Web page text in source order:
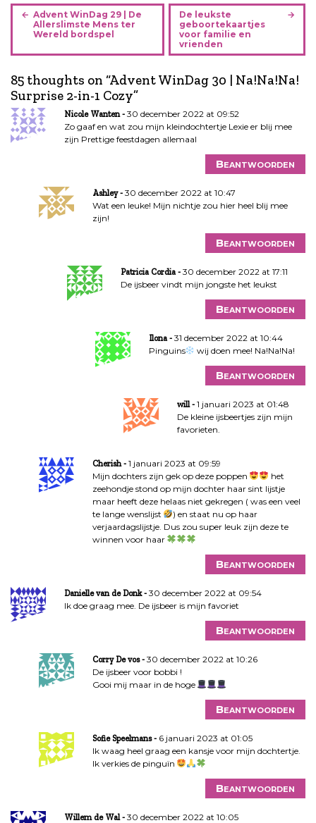
B
i
c
h
t
n
a
Advent WinDag 29 | De
Allerslimste Mens ter
Wereld bordspel
De leukste
geboortekaartjes
voor familie en
vrienden
85 thoughts on “Advent WinDag 30 | Na!Na!Na!
Surprise 2-in-1 Cozy”
Nicole Wanten
30 december 2022 at 09:52
Zo gaaf en wat zou mijn kleindochtertje Lexie er blij mee
zijn Prettige feestdagen allemaal
Beantwoorden
Ashley
30 december 2022 at 10:47
Wat een leuke! Mijn nichtje zou hier heel blij mee
zijn!
Beantwoorden
Patricia Cordia
30 december 2022 at 17:11
De ijsbeer vindt mijn jongste het leukst
Beantwoorden
Ilona
31 december 2022 at 10:44
Pinguins
wij doen mee! Na!Na!Na!
Beantwoorden
will
1 januari 2023 at 01:48
De kleine ijsbeertjes zijn mijn
favorieten.
Cherish
1 januari 2023 at 09:59
Mijn dochters zijn gek op deze poppen
het
zeehondje stond op mijn dochter haar sint lijstje
maar heeft deze helaas niet gekregen ( was een veel
te lange wenslijst
) en staat nu op haar
verjaardagslijstje. Dus zou super leuk zijn deze te
winnen voor haar
Beantwoorden
Danielle van de Donk
30 december 2022 at 09:54
Ik doe graag mee. De ijsbeer is mijn favoriet
Beantwoorden
Corry De vos
30 december 2022 at 10:26
De ijsbeer voor bobbi !
Gooi mij maar in de hoge
Beantwoorden
Sofie Speelmans
6 januari 2023 at 01:05
Ik waag heel graag een kansje voor mijn dochtertje.
Ik verkies de pinguïn
Beantwoorden
Willem de Wal
30 december 2022 at 10:05